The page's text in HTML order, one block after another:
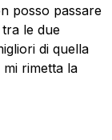
posso passare
le due
di quella
rimetta la